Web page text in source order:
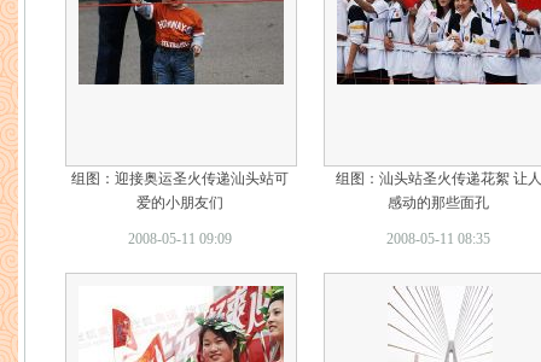
组图：迎接奥运圣火传递汕头站可
爱的小朋友们
2008-05-11 09:09
组图：汕头站圣火传递花絮 让人
感动的那些面孔
2008-05-11 08:35